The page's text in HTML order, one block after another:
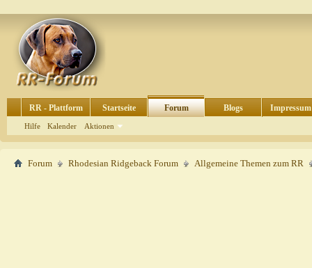
RR - Plattform Startseite Forum
Hilfe Kalender Aktionen
Blogs Impressum
Forum Rhodesian Ridgeback Forum Allgemeine Themen zum RR